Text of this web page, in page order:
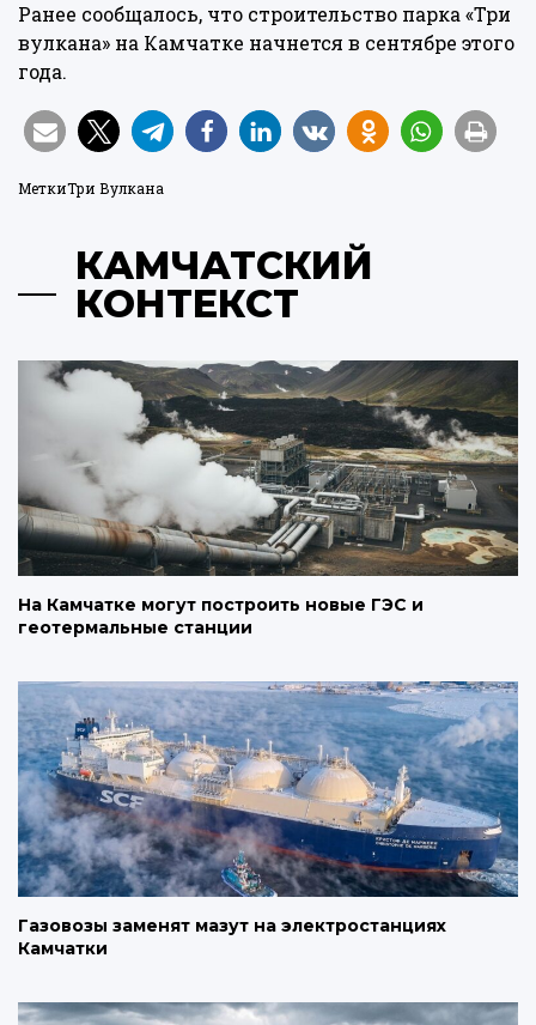
Ранее сообщалось, что строительство парка «Три
вулкана» на Камчатке начнется в сентябре этого
года.
МеткиТри Вулкана
КАМЧАТСКИЙ
КОНТЕКСТ
На Камчатке могут построить новые ГЭС и
геотермальные станции
Газовозы заменят мазут на электростанциях
Камчатки